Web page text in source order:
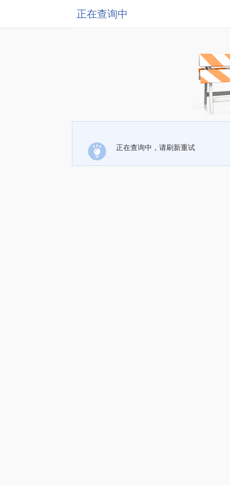
正在查询中
正在查询中，请刷新重试